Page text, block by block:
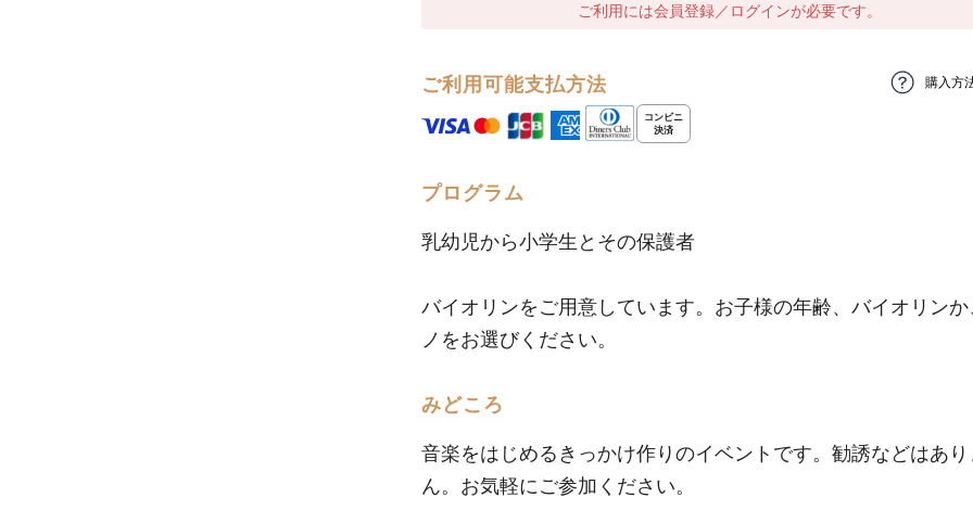
ご利用には会員登録／ログインが必要です。
ご利用可能支払方法 購入方
プログラム
乳幼児から小学生とその保護者
バイオリンをご用意しています。お子様の年齢、バイオリンか
ノをお選びください。
みどころ
音楽をはじめるきっかけ作りのイベントです。勧誘などはあ
ん。お気軽にご参加ください。